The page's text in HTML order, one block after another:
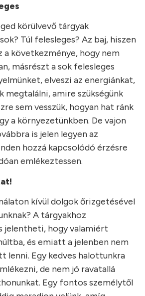
körülvevő tárgyak
Túl felesleges? Az baj, hiszen
a következménye, hogy nem
másrészt a sok felesleges
elveszi az energiánkat,
megtalálni, amire szükségünk
sem vesszük, hogyan hat ránk
a környezetünkben. De vajon
is jelen legyen az
hozzá kapcsolódó érzésre
emlékeztessen.
kívül dolgok őrizgetésével
A tárgyakhoz
jelentheti, hogy valamiért
és emiatt a jelenben nem
lenni. Egy kedves halottunkra
de nem jó ravatallá
Egy fontos személytől